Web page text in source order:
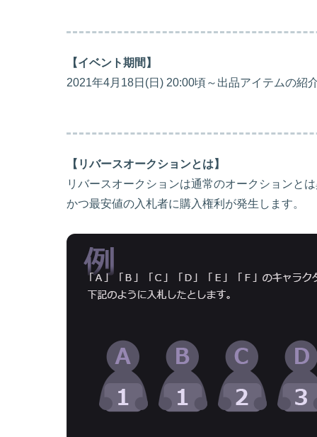
【イベント期間】
2021年4月18日(日) 20:00頃～出品アイテムの紹
【リバースオークションとは】
リバースオークションは通常のオークションと
かつ最安値の入札者に購入権利が発生します。